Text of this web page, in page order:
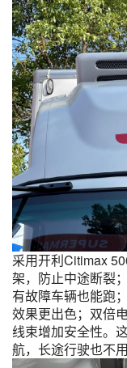
采用开利Citimax
架，防止中途断裂
有故障车辆也能跑
效果更出色；双倍
线束增加安全性。
航，长途行驶也不